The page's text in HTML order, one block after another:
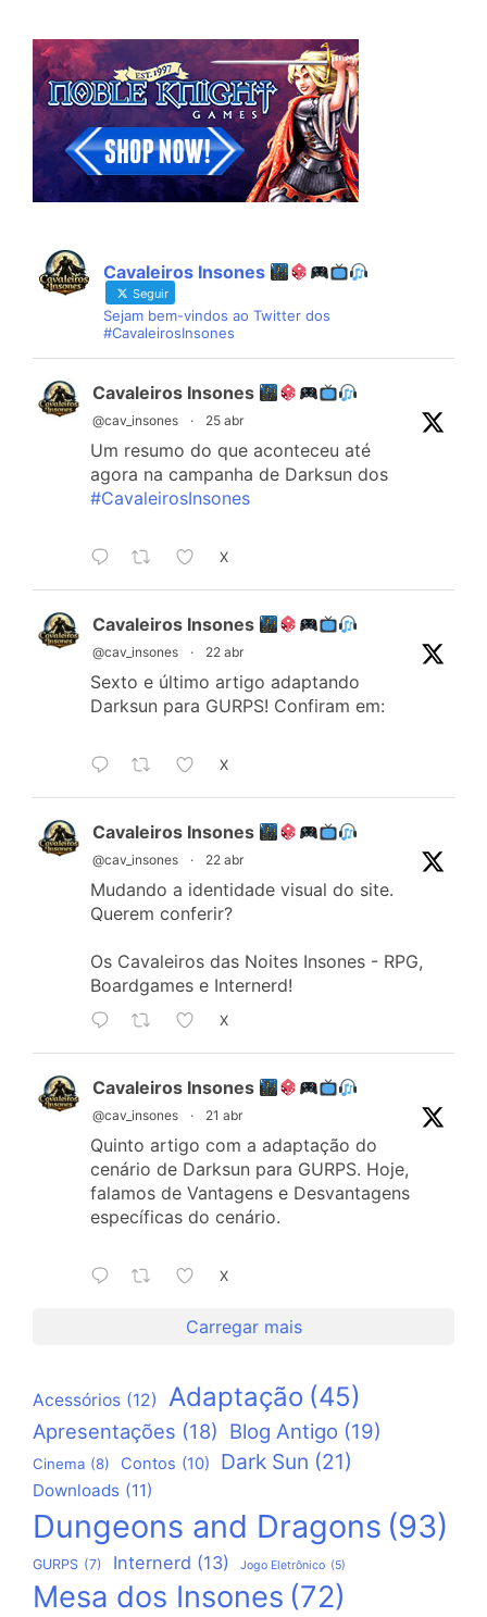
Cavaleiros Insones
Seguir
Sejam bem-vindos ao Twitter dos
#CavaleirosInsones
Cavaleiros Insones
@cav_insones · 25 abr
Um resumo do que aconteceu até
agora na campanha de Darksun dos
#CavaleirosInsones
X
Cavaleiros Insones
@cav_insones · 22 abr
Sexto e último artigo adaptando
Darksun para GURPS! Confiram em:
X
Cavaleiros Insones
@cav_insones · 22 abr
Mudando a identidade visual do site.
Querem conferir?
Os Cavaleiros das Noites Insones - RPG,
Boardgames e Internerd!
X
Cavaleiros Insones
@cav_insones · 21 abr
Quinto artigo com a adaptação do
cenário de Darksun para GURPS. Hoje,
falamos de Vantagens e Desvantagens
específicas do cenário.
X
Carregar mais
Acessórios (12) Adaptação (45)
Apresentações (18) Blog Antigo (19)
Cinema (8) Contos (10) Dark Sun (21)
Downloads (11)
Dungeons and Dragons (93)
GURPS (7) Internerd (13) Jogo Eletrônico (5)
Mesa dos Insones (72)